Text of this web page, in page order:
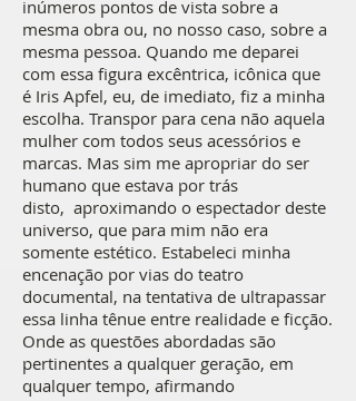
inúmeros pontos de vista sobre a
mesma obra ou, no nosso caso, sobre a
mesma pessoa. Quando me deparei
com essa figura excêntrica, icônica que
é Iris Apfel, eu, de imediato, fiz a minha
escolha. Transpor para cena não aquela
mulher com todos seus acessórios e
marcas. Mas sim me apropriar do ser
humano que estava por trás
disto, aproximando o espectador deste
universo, que para mim não era
somente estético. Estabeleci minha
encenação por vias do teatro
documental, na tentativa de ultrapassar
essa linha tênue entre realidade e ficção.
Onde as questões abordadas são
pertinentes a qualquer geração, em
qualquer tempo, afirmando